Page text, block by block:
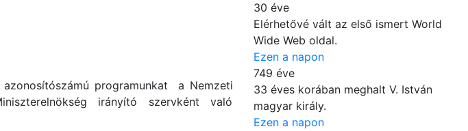
programunkat a Nemzeti
irányító szervként való
30 éve
Elérhetővé vált az első ismert World
Wide Web oldal.
Ezen a napon
749 éve
33 éves korában meghalt V. István
magyar király.
Ezen a napon